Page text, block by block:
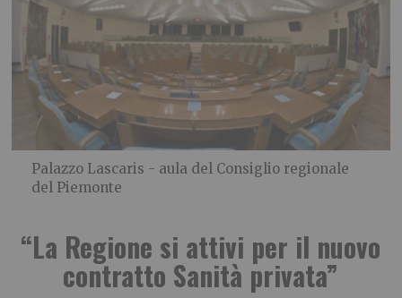
Palazzo Lascaris - aula del Consiglio regionale
del Piemonte
“La Regione si attivi per il nuovo
contratto Sanità privata”